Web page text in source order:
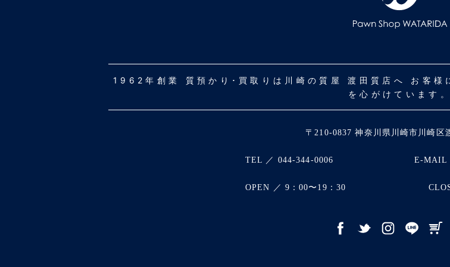
1962年創業 質預かり･買取りは川崎の質屋 渡田質店へ お客様
を心がけています。
〒210-0837 神奈川県川崎市川崎区
TEL ／ 044-344-0006 E-MAIL
OPEN ／ 9：00〜19：30